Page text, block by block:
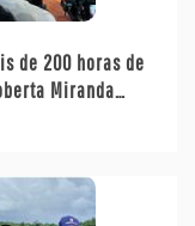
de 200 horas de
Miranda…